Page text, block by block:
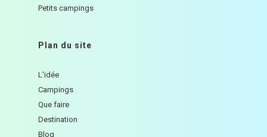
Petits campings
Plan du site
L'idée
Campings
Que faire
Destination
Blog